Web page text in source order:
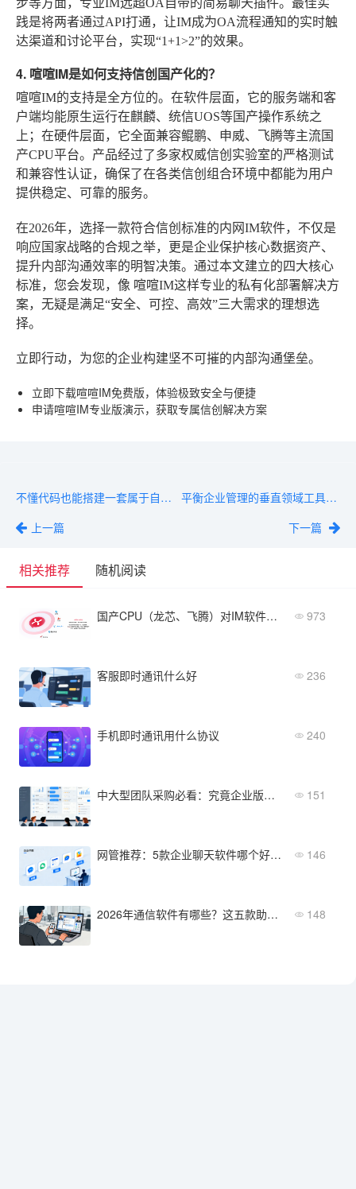
践是将两者通过API打通，让IM成为OA流程通知的实时触
达渠道和讨论平台，实现“1+1>2”的效果。
4. 喧喧IM是如何支持信创国产化的？
喧喧IM的支持是全方位的。在软件层面，它的服务端和客
户端均能原生运行在麒麟、统信UOS等国产操作系统之
上；在硬件层面，它全面兼容鲲鹏、申威、飞腾等主流国
产CPU平台。产品经过了多家权威信创实验室的严格测试
和兼容性认证，确保了在各类信创组合环境中都能为用户
提供稳定、可靠的服务。
在2026年，选择一款符合信创标准的内网IM软件，不仅是
响应国家战略的合规之举，更是企业保护核心数据资产、
提升内部沟通效率的明智决策。通过本文建立的四大核心
标准，您会发现，像 喧喧IM这样专业的私有化部署解决方
案，无疑是满足“安全、可控、高效”三大需求的理想选
择。
立即行动，为您的企业构建坚不可摧的内部沟通堡垒。
立即下载喧喧IM免费版，体验极致安全与便捷
申请喧喧IM专业版演示，获取专属信创解决方案
不懂代码也能搭建一套属于自己的IM软件？开源方案
上一篇
平衡企业管理的垂直领域工具：IM类社交通信软件设计
下一篇
相关推荐 随机阅读
国产CPU（龙芯、飞腾）对IM软件有何性能影响？ 973
客服即时通讯什么好 236
手机即时通讯用什么协议 240
中大型团队采购必看：究竟企业版聊天软件哪个好？附选型标准 151
网管推荐：5款企业聊天软件哪个好？部署、功能、价格对比 146
2026年通信软件有哪些？这五款助力企业高效沟通 148